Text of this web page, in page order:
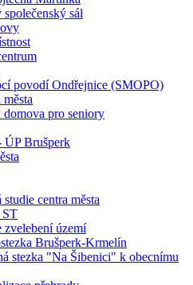
sál
povodí Ondřejnice (SMOPO)
pro seniory
ÚP Brušperk
centra města
ST
zvelebení území
Brušperk-Krmelín
stezka "Na Šibenici" k obecnímu